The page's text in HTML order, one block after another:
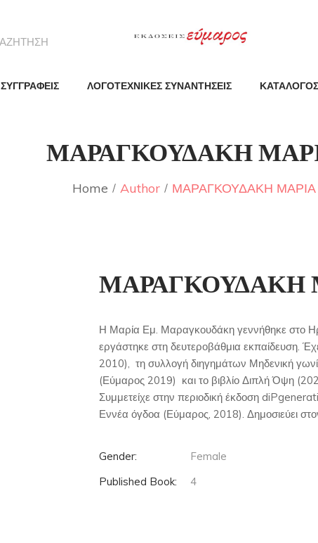
ΣΥΓΓΡΑΦΕΙΣ ΛΟΓΟΤΕΧΝΙΚΕΣ ΣΥΝΑΝΤΗΣΕΙΣ
ΜΑΡΑΓΚΟΥΔΑΚΗ
Home Author ΜΑΡΑΓΚΟΥΔΑΚΗ ΜΑΡΙΑ
ΜΑΡΑΓΚΟΥΔΑΚΗ
Η Μαρία Εμ. Μαραγκουδάκη γεννήθηκε στο
εργάστηκε στη δευτεροβάθμια εκπαίδευση.
2010), τη συλλογή διηγημάτων Μηδενική
(Εύμαρος 2019) και το βιβλίο Διπλή Όψη
Συμμετείχε στην περιοδική έκδοση
Εννέα όγδοα (Εύμαρος, 2018). Δημοσιεύει
Gender:
Female
Published Book:
4